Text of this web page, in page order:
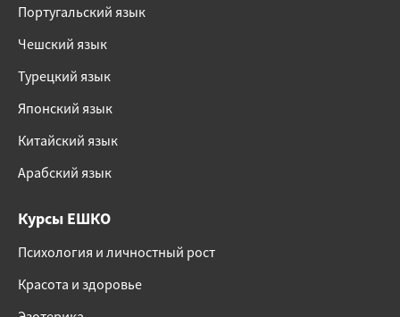
Португальский язык
Чешский язык
Турецкий язык
Японский язык
Китайский язык
Арабский язык
Курсы ЕШКО
Психология и личностный рост
Красота и здоровье